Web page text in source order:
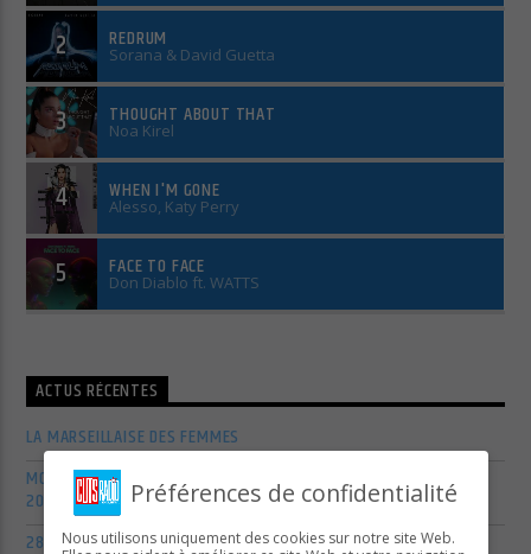
2 REDRUM
Sorana & David Guetta
3 THOUGHT ABOUT THAT
Noa Kirel
4 WHEN I'M GONE
Alesso, Katy Perry
5 FACE TO FACE
Don Diablo ft. WATTS
ACTUS RÉCENTES
LA MARSEILLAISE DES FEMMES
MONDIAL LA MARSEILLAISE À PÉTANQUE 65E ÉDITION – JUILLET
2026
28E ÉDITION DU DÉFI MONTE CRISTO
Préférences de confidentialité
Nous utilisons uniquement des cookies sur notre site Web.